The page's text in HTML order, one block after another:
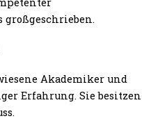
Akademiker und
Erfahrung. Sie besitzen